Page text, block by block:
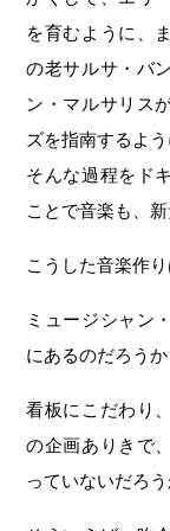
を育むように、
の老サルサ・バ
ン・マルサリス
ズを指南するよ
そんな過程をド
ことで音楽も、
こうした音楽作
ミュージシャン
にあるのだろうか
看板にこだわり
の企画ありきで
っていないだろう